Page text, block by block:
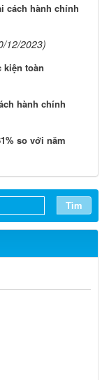
cách hành chính
12/2023)
kiện toàn
hành chính
so với năm
Tìm